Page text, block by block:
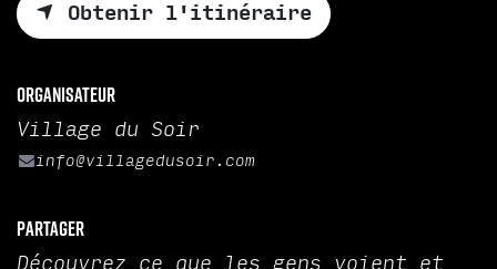
Obtenir l'itinéraire
Organisateur
Village du Soir
info@villagedusoir.com
Partager
Découvrez ce que les gens voient et